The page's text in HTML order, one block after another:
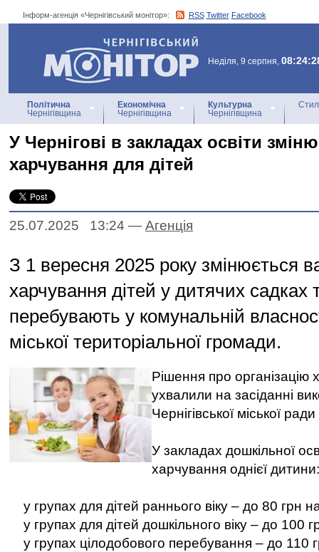
Інформ-агенція «Чернігівський монітор»: RSS Twitter Facebook
Інформ-агенція
«Чернігівський монітор»
Неділя, 9 серпня,
Політична
Чернігівщина
Економічна
Чернігівщина
Культурна
Чернігівщина
У Чернігові в закладах освіти
харчування для дітей
25.07.2025 13:24 — Агенцiя
З 1 вересня 2025 року змінюється
харчування дітей у дитячих садках
перебувають у комунальній
міської територіальної громади.
Рішення про організацію
ухвалили на засіданні
Чернігівської міської
У закладах дошкільної
харчування однієї дитини:
у групах для дітей раннього віку – до 80 грн
у групах для дітей дошкільного віку – до 100
у групах цілодобового перебування – до 110